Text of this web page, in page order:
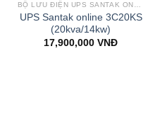
BỘ LƯU ĐIỆN UPS SANTAK ONLINE ẮC QUY NGOÀI
UPS Santak online 3C20KS
(20kva/14kw)
17,900,000 VNĐ